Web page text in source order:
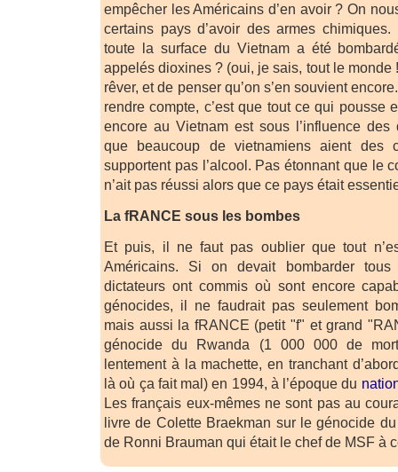
empêcher les Américains d’en avoir ? On
certains pays d’avoir des armes
toute la surface du Vietnam a été
appelés dioxines ? (oui, je sais, tout le monde
rêver, et de penser qu’on s’en souvient
rendre compte, c’est que tout ce qui pousse
encore au Vietnam est sous l’influence des
que beaucoup de vietnamiens aient des
supportent pas l’alcool. Pas étonnant que le
n’ait pas réussi alors que ce pays était
La fRANCE sous les bombes
Et puis, il ne faut pas oublier que tout
Américains. Si on devait bombarder
dictateurs ont commis où sont encore
génocides, il ne faudrait pas seulement
mais aussi la fRANCE (petit "f" et grand
génocide du Rwanda (1 000 000 de
lentement à la machette, en tranchant
là où ça fait mal) en 1994, à l’époque du
Les français eux-mêmes ne sont pas au
livre de Colette Braekman sur le génocide
de Ronni Brauman qui était le chef de MSF à